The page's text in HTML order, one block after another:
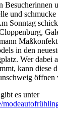
Besucherinnen
und
Sonntag
in den
Wer dabei
kann diese
es unter